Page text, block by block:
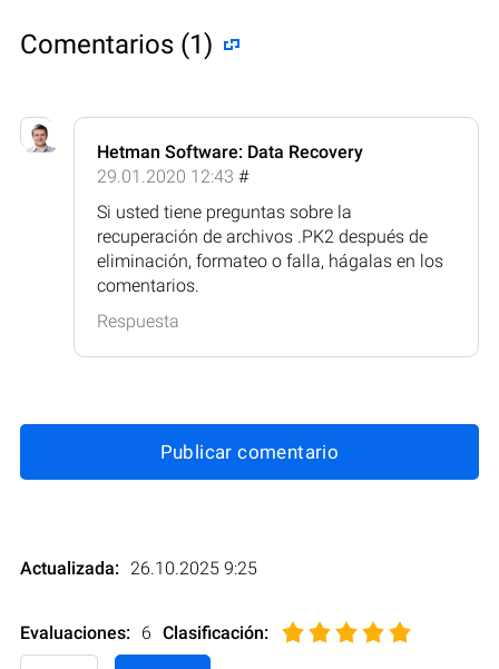
Comentarios (1)
Hetman Software: Data Recovery
29.01.2020 12:43 #
Si usted tiene preguntas sobre la
recuperación de archivos .PK2 después de
eliminación, formateo o falla, hágalas en los
comentarios.
Respuesta
Publicar comentario
Actualizada: 26.10.2025 9:25
Evaluaciones: 6 Clasificación: